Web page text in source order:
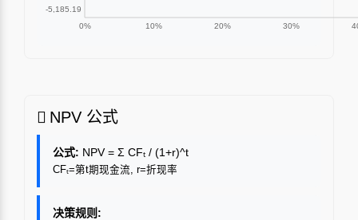
NPV 公式
公式: NPV = Σ CFₜ / (1+r)^t
CFₜ=第t期现金流, r=折现率
决策规则: